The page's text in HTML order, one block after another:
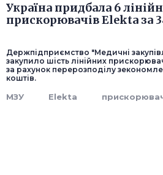
Україна придбала 6
прискорювачів Elekta за
Держпідприємство "Медичні
закупило шість лінійних
за рахунок перерозподілу
коштів.
МЗУ Elekta